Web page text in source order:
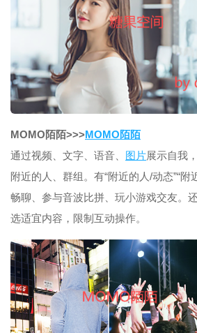
MOMO陌陌>>>MOMO陌陌
通过视频、文字、语音、 图片展示自我
附近的人、群组。有“附近的人/动态”“附
畅聊、参与音波比拼、玩小游戏交友。
选适宜内容，限制互动操作。